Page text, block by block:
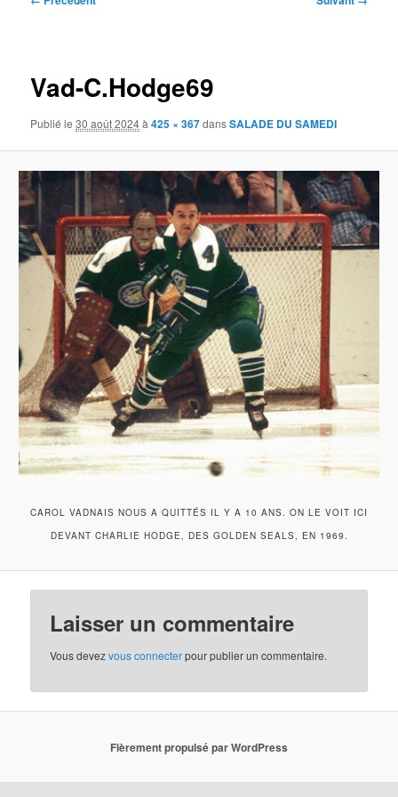
Vad-C.Hodge69
Publié le30 août 2024à425 × 367dansSALADE DU SAMEDI
CAROL VADNAIS NOUS A QUITTÉS IL Y A 10 ANS. ON LE VOIT ICI
DEVANT CHARLIE HODGE, DES GOLDEN SEALS, EN 1969.
Laisser un commentaire
Vous devezvous connecterpour publier un commentaire.
Fièrement propulsé par WordPress